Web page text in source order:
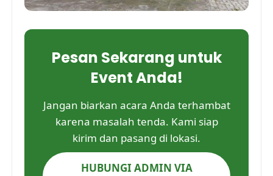
Pesan Sekarang untuk
Event Anda!
Jangan biarkan acara Anda terhambat
karena masalah tenda. Kami siap
kirim dan pasang di lokasi.
HUBUNGI ADMIN VIA